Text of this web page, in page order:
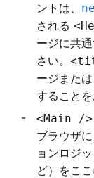
ントは、
される
ージに共
さい。
ージまた
することを
<Main />
ブラウザ
ョンロジ
ど）をこ